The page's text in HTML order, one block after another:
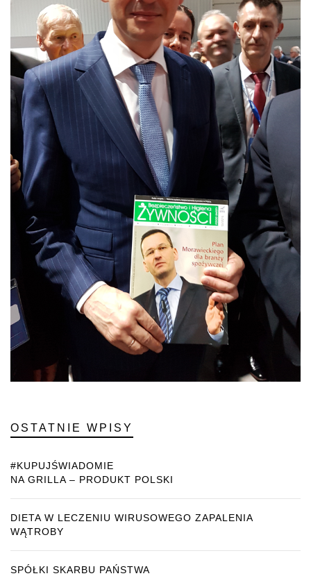
OSTATNIE WPISY
#KUPUJŚWIADOMIE
NA GRILLA – PRODUKT POLSKI
DIETA W LECZENIU WIRUSOWEGO ZAPALENIA
WĄTROBY
SPÓŁKI SKARBU PAŃSTWA